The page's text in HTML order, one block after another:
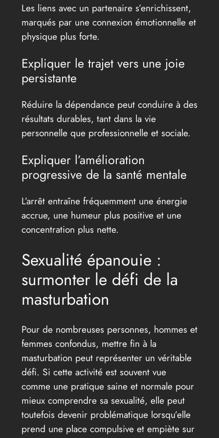
Les liens avec un partenaire s’enrichissent,
marqués par une connexion émotionnelle et
physique plus forte.
Expliquer le trajet vers une joie
persistante
Réduire la dépendance peut conduire à des
résultats durables, tant dans la vie
personnelle que professionnelle et sociale.
Expliquer l’amélioration
progressive de la santé mentale
L’arrêt entraîne fréquemment une énergie
accrue, une humeur plus positive et une
concentration plus nette.
Sexualité épanouie :
surmonter le défi de la
masturbation
Pour de nombreuses personnes, hommes et
femmes confondus, mettre fin à la
masturbation peut représenter un véritable
défi. Si cette activité est souvent vue
comme une pratique saine et normale pour
mieux comprendre sa sexualité, elle peut
toutefois devenir problématique lorsqu’elle
prend une place compulsive et empiète sur